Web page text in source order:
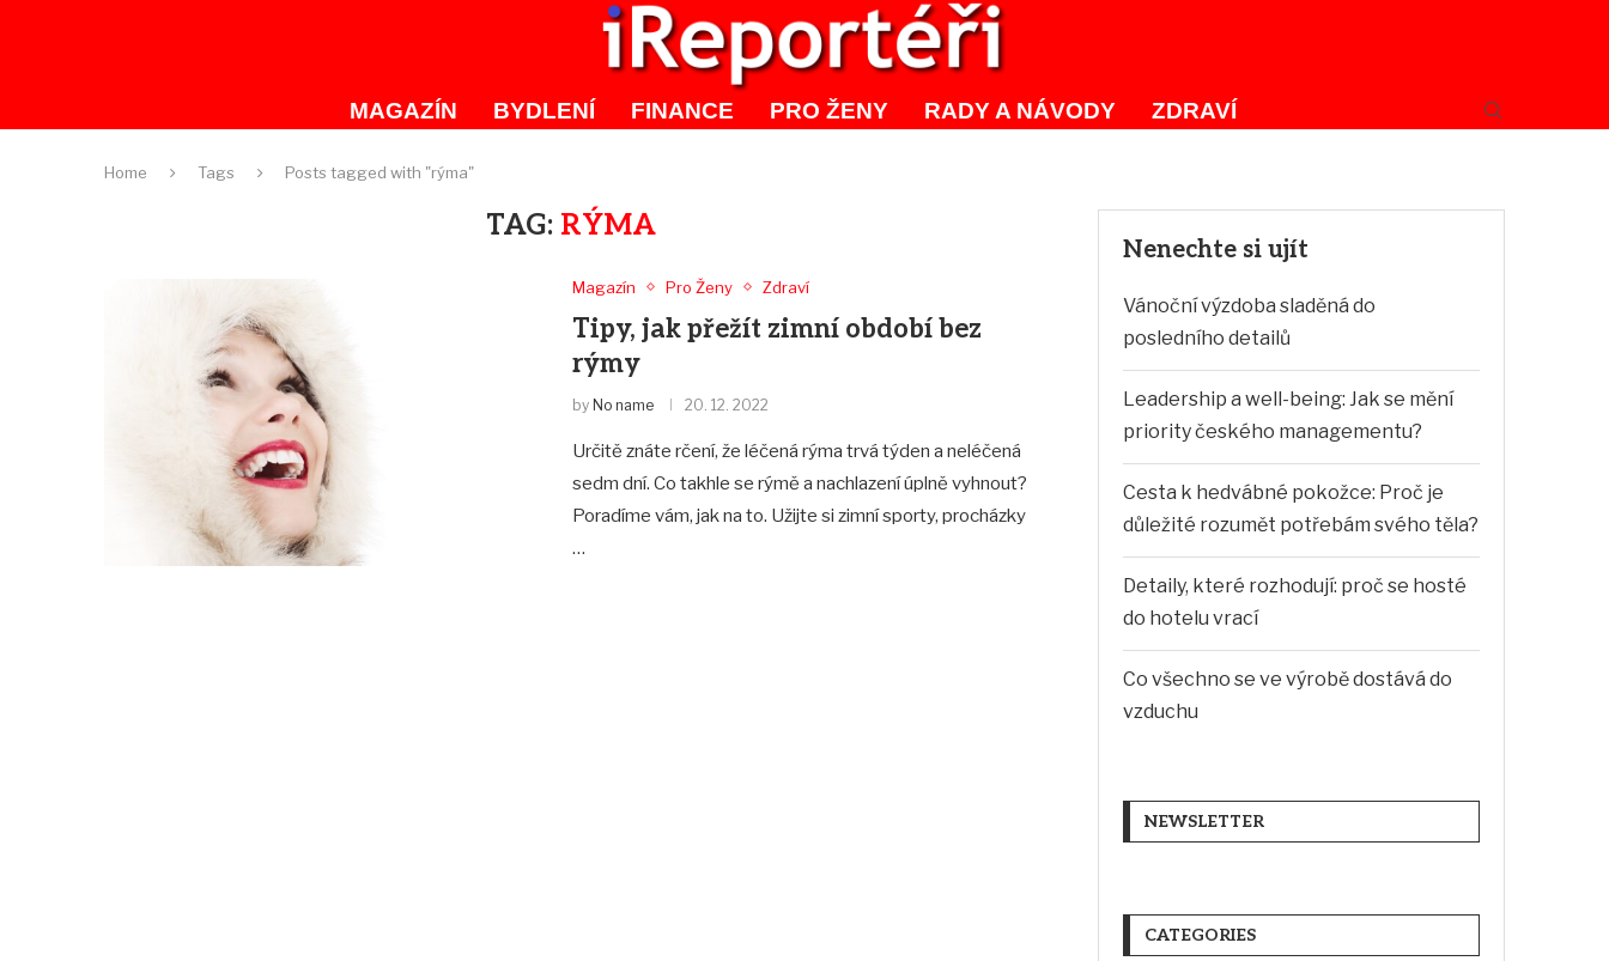
MAGAZÍN BYDLENÍ FINANCE PRO ŽENY RADY A NÁVODY ZDRAVÍ
Home Tags Posts tagged with "rýma"
TAG: RÝMA
Magazín Pro Ženy Zdraví
Tipy, jak přežít zimní období bez
rýmy
by No name 20. 12. 2022
Určitě znáte rčení, že léčená rýma trvá týden a neléčená
sedm dní. Co takhle se rýmě a nachlazení úplně vyhnout?
Poradíme vám, jak na to. Užijte si zimní sporty, procházky
…
Nenechte si ujít
Vánoční výzdoba sladěná do
posledního detailů
Leadership a well-being: Jak se mění
priority českého managementu?
Cesta k hedvábné pokožce: Proč je
důležité rozumět potřebám svého těla?
Detaily, které rozhodují: proč se hosté
do hotelu vrací
Co všechno se ve výrobě dostává do
vzduchu
NEWSLETTER
CATEGORIES